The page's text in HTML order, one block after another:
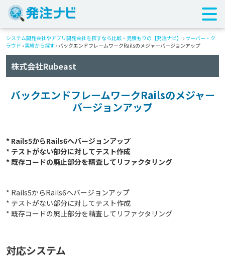
システム開発会社やアプリ開発会社を探すなら比較・見積もりの【発注ナビ】 › サーバー・ク
ラウド › 実績から探す ›バックエンドフレームワークRailsのメジャーバージョンアップ
株式会社Rubeast
バックエンドフレームワークRailsのメジャー
バージョンアップ
* Rails5からRails6へバージョンアップ
* テストがない部分に対してテスト作成
* Rails5からRails6へバージョンアップ
* テストがない部分に対してテスト作成
* 既存コードの廃止部分を精査してリファクタリング
対応システム